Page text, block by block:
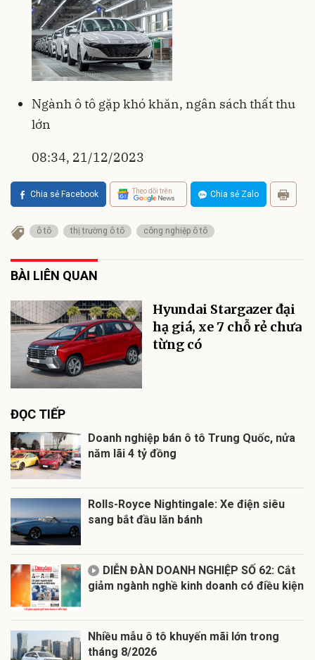
Ngành ô tô gặp khó khăn, ngân sách thất thu
lớn
08:34, 21/12/2023
Chia sẻ Facebook Theo dõi trên Chia sẻ Zalo
ô tô thị trường ô tô công nghiệp ô tô
BÀI LIÊN QUAN
Hyundai Stargazer đại
hạ giá, xe 7 chỗ rẻ chưa
từng có
ĐỌC TIẾP
Doanh nghiệp bán ô tô Trung Quốc, nửa
năm lãi 4 tỷ đồng
Rolls-Royce Nightingale: Xe điện siêu
sang bắt đầu lăn bánh
DIỄN ĐÀN DOANH NGHIỆP SỐ 62: Cắt
giảm ngành nghề kinh doanh có điều kiện
Nhiều mẫu ô tô khuyến mãi lớn trong
tháng 8/2026